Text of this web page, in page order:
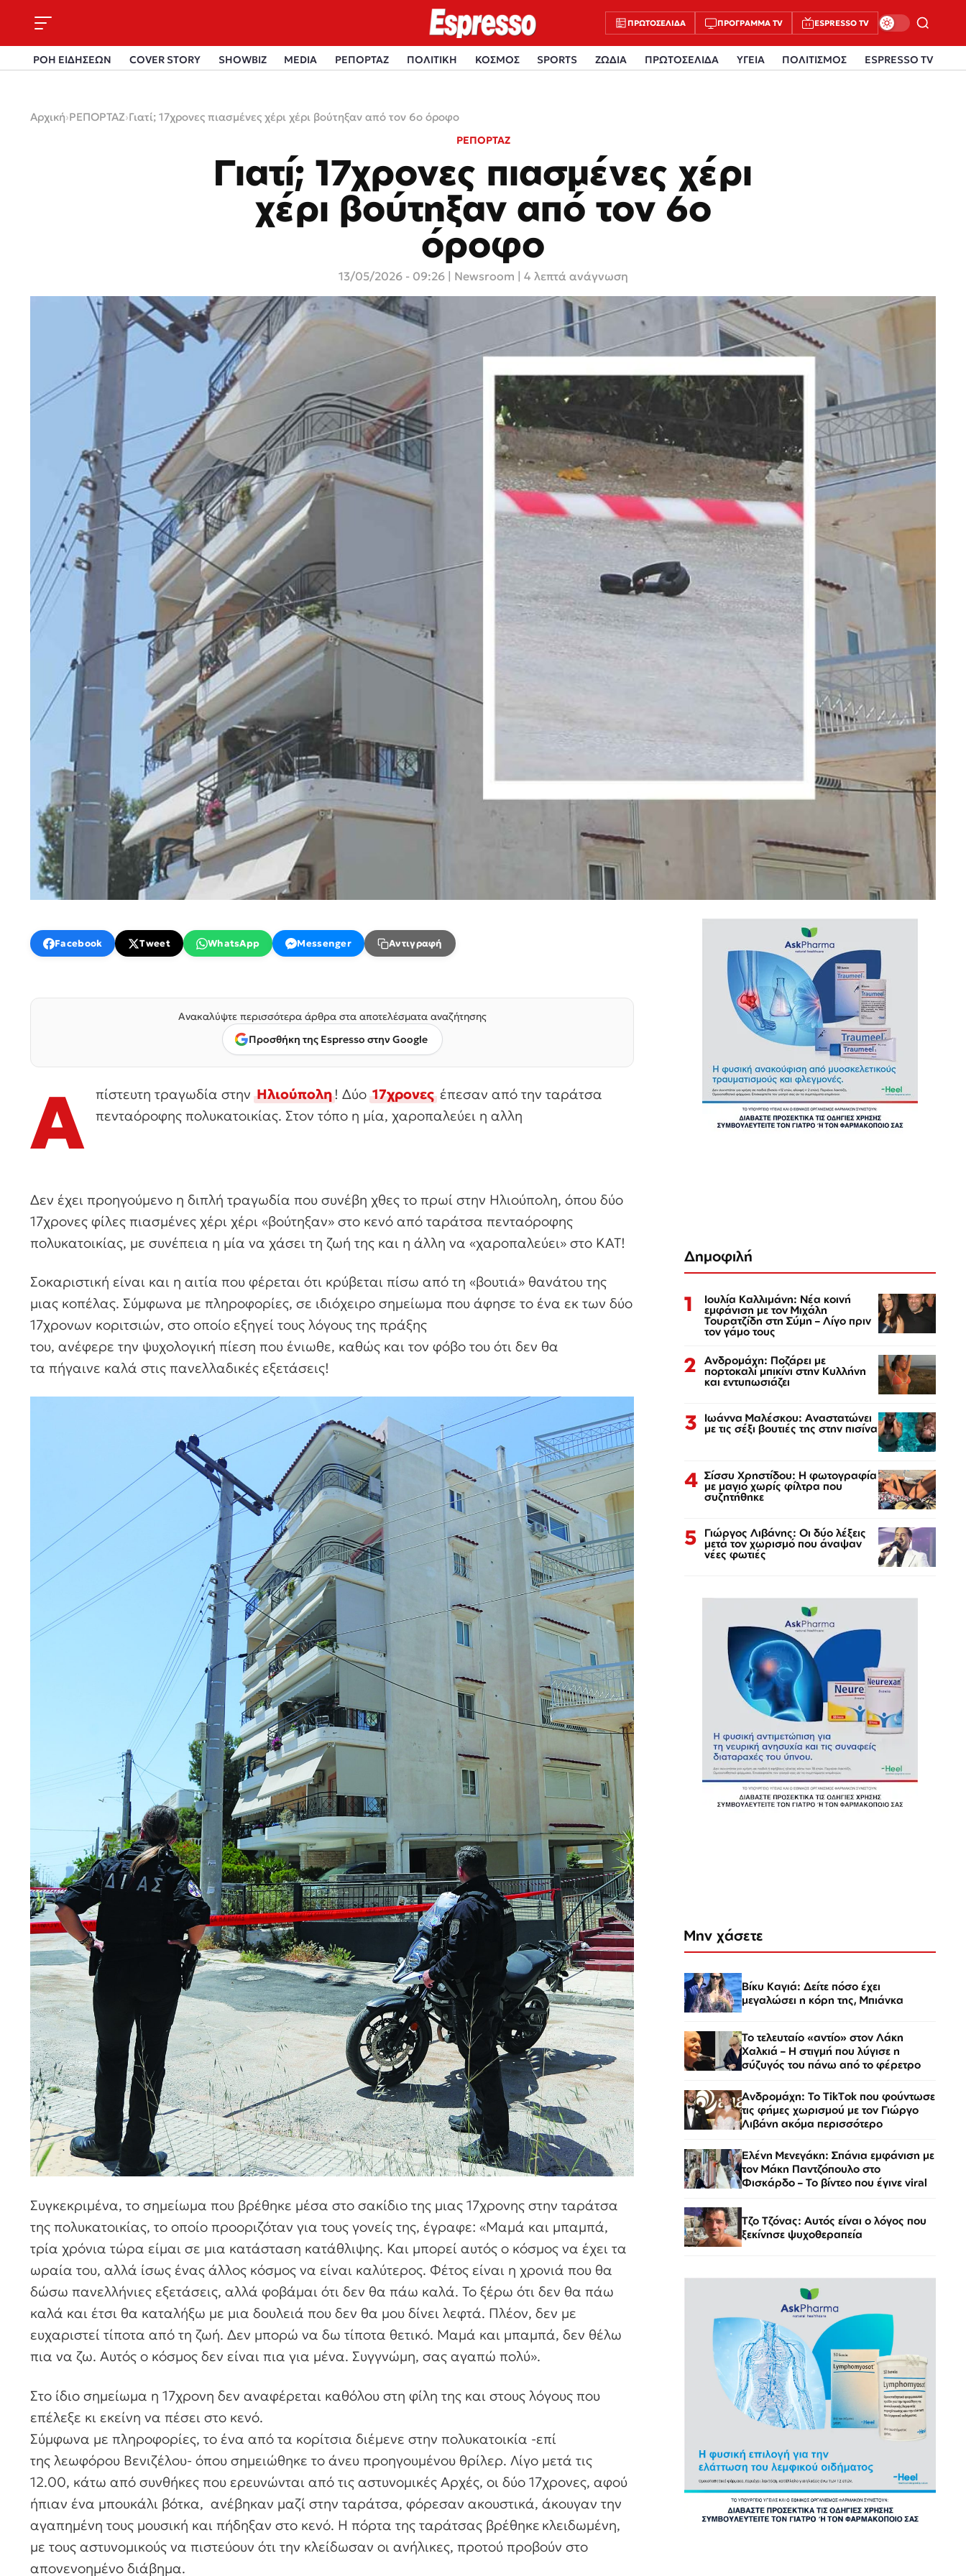
ΠΡΩΤΟΣΈΛΙΔΑ ΠΡΌΓΡΑΜΜΑ TV ESPRESSO TV
ΡΟΗ ΕΙΔΗΣΕΩΝ COVER STORY SHOWBIZ MEDIA ΡΕΠΟΡΤΑΖ ΠΟΛΙΤΙΚΗ ΚΟΣΜΟΣ SPORTS ΖΩΔΙΑ ΠΡΩΤΟΣΕΛΙΔΑ ΥΓΕΙΑ ΠΟΛΙΤΙΣΜΟΣ ESPRESSO TV
Αρχική›ΡΕΠΟΡΤΑΖ›Γιατί; 17χρονες πιασμένες χέρι χέρι βούτηξαν από τον 6ο όροφο
ΡΕΠΟΡΤΑΖ
Γιατί; 17χρονες πιασμένες χέρι
χέρι βούτηξαν από τον 6ο
όροφο
13/05/2026 - 09:26 Newsroom | 4 λεπτά ανάγνωση
Facebook Tweet WhatsApp Messenger Αντιγραφή
Ανακαλύψτε περισσότερα άρθρα στα αποτελέσματα αναζήτησης
Προσθήκη της Espresso στην Google
Α πίστευτη τραγωδία στηνΗλιούπολη! Δύο17χρονεςέπεσαν από την ταράτσα
πενταόροφης πολυκατοικίας. Στον τόπο η μία, χαροπαλεύει η αλλη
Δεν έχει προηγούμενο η διπλή τραγωδία που συνέβη χθες το πρωί στην Ηλιούπολη, όπου δύο
17χρονες φίλες πιασμένες χέρι χέρι «βούτηξαν» στο κενό από ταράτσα πενταόροφης
πολυκατοικίας, με συνέπεια η μία να χάσει τη ζωή της και η άλλη να «χαροπαλεύει» στο ΚΑΤ!
Σοκαριστική είναι και η αιτία που φέρεται ότι κρύβεται πίσω από τη «βουτιά» θανάτου της
μιας κοπέλας. Σύμφωνα με πληροφορίες, σε ιδιόχειρο σημείωμα που άφησε το ένα εκ των δύο
17χρονων κοριτσιών, στο οποίο εξηγεί τους λόγους της πράξης
του, ανέφερε την ψυχολογική πίεση που ένιωθε, καθώς και τον φόβο του ότι δεν θα
τα πήγαινε καλά στις πανελλαδικές εξετάσεις!
Συγκεκριμένα, το σημείωμα που βρέθηκε μέσα στο σακίδιο της μιας 17χρονης στην ταράτσα
της πολυκατοικίας, το οποίο προοριζόταν για τους γονείς της, έγραφε: «Μαμά και μπαμπά,
τρία χρόνια τώρα είμαι σε μια κατάσταση κατάθλιψης. Και μπορεί αυτός ο κόσμος να έχει τα
ωραία του, αλλά ίσως ένας άλλος κόσμος να είναι καλύτερος. Φέτος είναι η χρονιά που θα
δώσω πανελλήνιες εξετάσεις, αλλά φοβάμαι ότι δεν θα πάω καλά. Το ξέρω ότι δεν θα πάω
καλά και έτσι θα καταλήξω με μια δουλειά που δεν θα μου δίνει λεφτά. Πλέον, δεν με
ευχαριστεί τίποτα από τη ζωή. Δεν μπορώ να δω τίποτα θετικό. Μαμά και μπαμπά, δεν θέλω
πια να ζω. Αυτός ο κόσμος δεν είναι πια για μένα. Συγγνώμη, σας αγαπώ πολύ».
Στο ίδιο σημείωμα η 17χρονη δεν αναφέρεται καθόλου στη φίλη της και στους λόγους που
επέλεξε κι εκείνη να πέσει στο κενό.
Σύμφωνα με πληροφορίες, το ένα από τα κορίτσια διέμενε στην πολυκατοικία -επί
της λεωφόρου Βενιζέλου- όπου σημειώθηκε το άνευ προηγουμένου θρίλερ. Λίγο μετά τις
12.00, κάτω από συνθήκες που ερευνώνται από τις αστυνομικές Αρχές, οι δύο 17χρονες, αφού
ήπιαν ένα μπουκάλι βότκα, ανέβηκαν μαζί στην ταράτσα, φόρεσαν ακουστικά, άκουγαν την
αγαπημένη τους μουσική και πήδηξαν στο κενό. Η πόρτα της ταράτσας βρέθηκε κλειδωμένη,
με τους αστυνομικούς να πιστεύουν ότι την κλείδωσαν οι ανήλικες, προτού προβούν στο
απονενοημένο διάβημα.
Δημοφιλή
1 Ιουλία Καλλιμάνη: Νέα κοινή
εμφάνιση με τον Μιχάλη
Τουρατζίδη στη Σύμη – Λίγο πριν
τον γάμο τους
2 Ανδρομάχη: Ποζάρει με
πορτοκαλί μπικίνι στην Κυλλήνη
και εντυπωσιάζει
3 Ιωάννα Μαλέσκου: Αναστατώνει
με τις σέξι βουτιές της στην πισίνα
4 Σίσσυ Χρηστίδου: Η φωτογραφία
με μαγιό χωρίς φίλτρα που
συζητήθηκε
5 Γιώργος Λιβάνης: Οι δύο λέξεις
μετά τον χωρισμό που άναψαν
νέες φωτιές
Μην χάσετε
Βίκυ Καγιά: Δείτε πόσο έχει
μεγαλώσει η κόρη της, Μπιάνκα
Το τελευταίο «αντίο» στον Λάκη
Χαλκιά – Η στιγμή που λύγισε η
σύζυγός του πάνω από το φέρετρο
Ανδρομάχη: Το TikTok που φούντωσε
τις φήμες χωρισμού με τον Γιώργο
Λιβάνη ακόμα περισσότερο
Ελένη Μενεγάκη: Σπάνια εμφάνιση με
τον Μάκη Παντζόπουλο στο
Φισκάρδο – Το βίντεο που έγινε viral
Τζο Τζόνας: Αυτός είναι ο λόγος που
ξεκίνησε ψυχοθεραπεία